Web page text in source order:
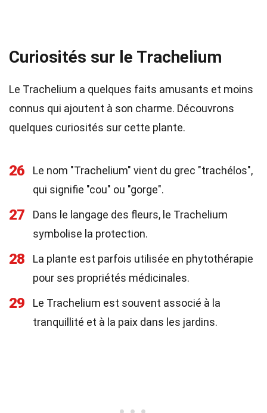
Curiosités sur le Trachelium
Le Trachelium a quelques faits amusants et moins
connus qui ajoutent à son charme. Découvrons
quelques curiosités sur cette plante.
26
Le nom "Trachelium" vient du grec "trachélos",
qui signifie "cou" ou "gorge".
27
Dans le langage des fleurs, le Trachelium
symbolise la protection.
28
La plante est parfois utilisée en phytothérapie
pour ses propriétés médicinales.
29
Le Trachelium est souvent associé à la
tranquillité et à la paix dans les jardins.